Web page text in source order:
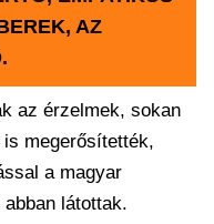
AZ
az érzelmek, sokan
megerősítették,
a magyar
látottak.